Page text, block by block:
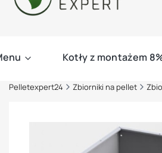
Kotły z montażem
Pelletexpert24 Zbiorniki na pellet